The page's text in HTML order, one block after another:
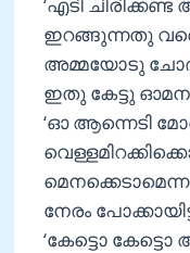
ഇറങ്ങുന്നതു
അമ്മയോടു
ഇതു കേട്ടു ഓമന
‘ഓ ആന്നെടി
നേരം
‘കേട്ടൊ